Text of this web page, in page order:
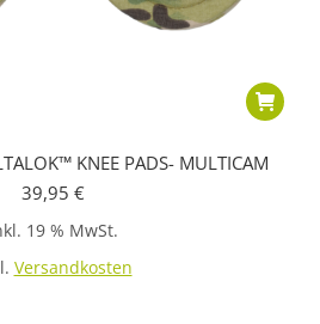
KNEE PADS- MULTICAM
39,95 €
19 % MwSt.
Versandkosten